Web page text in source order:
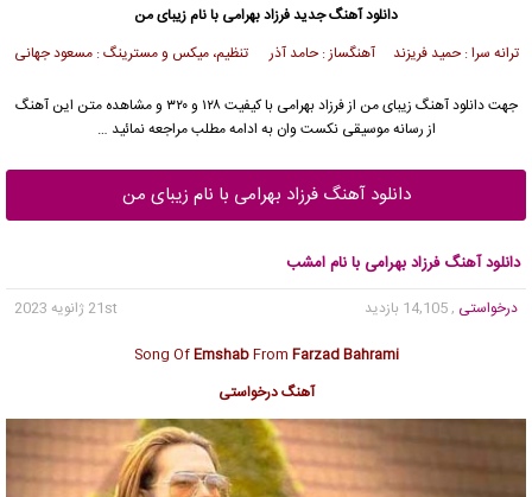
دانلود آهنگ جدیدفرزاد بهرامی با نام زیبای من
ترانه سرا : حمید فریزند آهنگساز : حامد آذر تنظیم، میکس و مسترینگ : مسعود جهانی
جهت دانلود آهنگ زیبای من ازفرزاد بهرامی
با کیفیت ۱۲۸ و ۳۲۰ و مشاهده متن این آهنگ
از رسانه موسیقی نکست وان به ادامه مطلب مراجعه نمائید …
دانلود آهنگ فرزاد بهرامی با نام زیبای من
دانلود آهنگ فرزاد بهرامی با نام امشب
درخواستی , 14,105 بازدید
21st ژانویه 2023
Song OfEmshabFrom Farzad Bahrami
آهنگ درخواستی